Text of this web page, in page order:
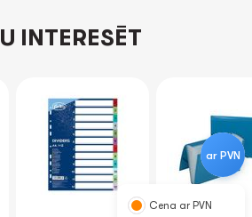
INTERESĒT
ar PVN
Cena ar PVN